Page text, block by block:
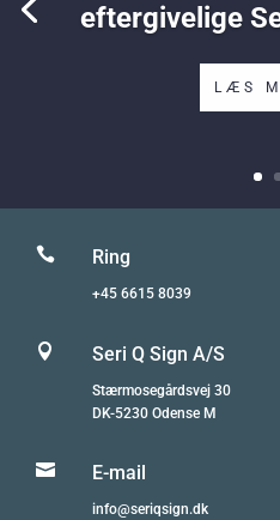
eftergivelige
LÆS
 Ring
+45 6615 8039
 Seri Q Sign A/S
Stærmosegårdsvej 30
DK-5230 Odense M
 E-mail
info@seriqsign.dk